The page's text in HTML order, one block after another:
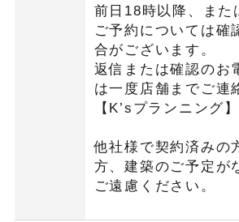
前日18時以降、また
ご予約については確
合がございます。
返信または確認のお
は一度店舗までご連
【K’sプランニング
他社様で契約済みの
方、建築のご予定が
ご遠慮ください。